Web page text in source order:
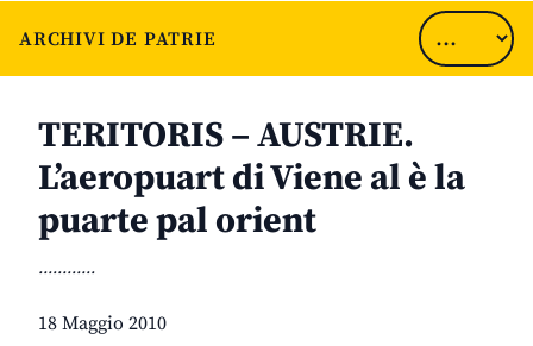
ARCHIVI DE PATRIE
TERITORIS – AUSTRIE.
L’aeropuart di Viene al è la
puarte pal orient
............
18 Maggio 2010